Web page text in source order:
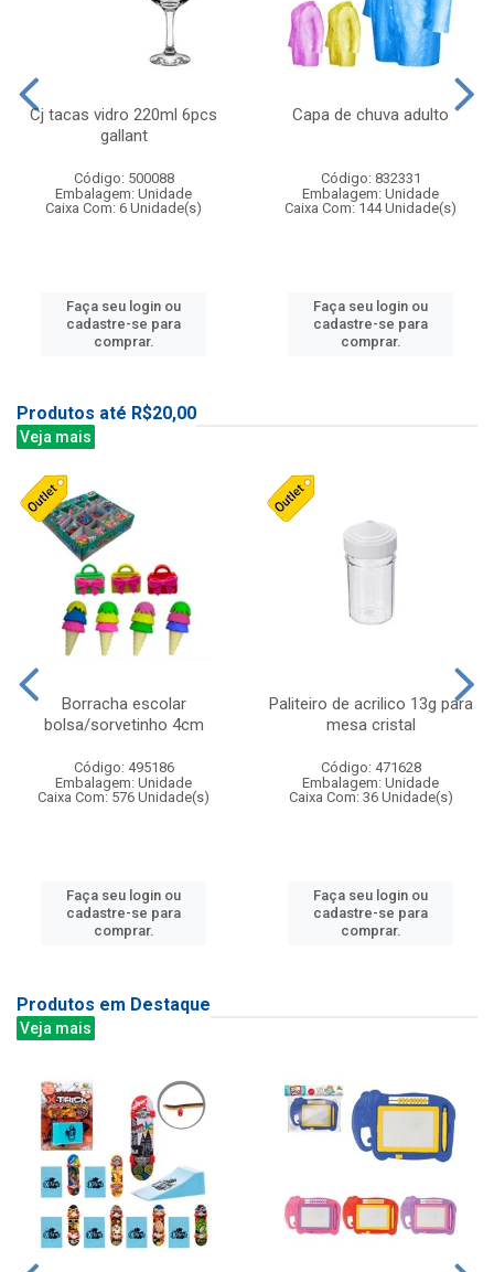
Cj tacas vidro 220ml 6pcs
gallant
Código: 500088
Embalagem: Unidade
Caixa Com: 6 Unidade(s)
Faça seu login ou
cadastre-se para
comprar.
Capa de chuva adulto
Código: 832331
Embalagem: Unidade
Caixa Com: 144 Unidade(s)
Faça seu login ou
cadastre-se para
comprar.
Produtos até R$20,00
Veja mais
Borracha escolar
bolsa/sorvetinho 4cm
Código: 495186
Embalagem: Unidade
Caixa Com: 576 Unidade(s)
Faça seu login ou
cadastre-se para
comprar.
Paliteiro de acrilico 13g para
mesa cristal
Código: 471628
Embalagem: Unidade
Caixa Com: 36 Unidade(s)
Faça seu login ou
cadastre-se para
comprar.
Produtos em Destaque
Veja mais